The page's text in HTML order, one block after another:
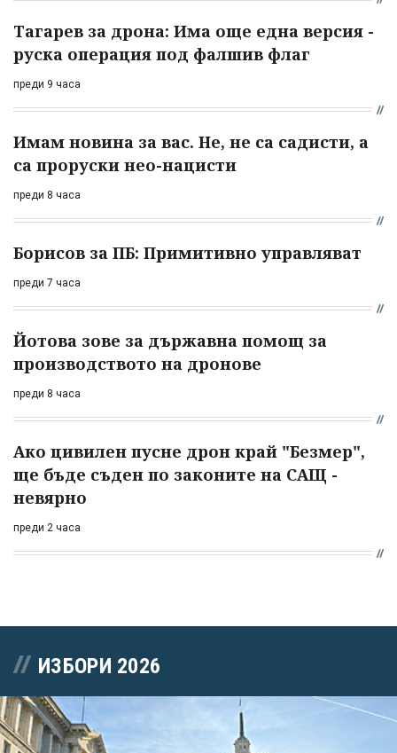
Тагарев за дрона: Има още една версия -
руска операция под фалшив флаг
преди 9 часа
Имам новина за вас. Не, не са садисти, а
са проруски нео-нацисти
преди 8 часа
Борисов за ПБ: Примитивно управляват
преди 7 часа
Йотова зове за държавна помощ за
производството на дронове
преди 8 часа
Ако цивилен пусне дрон край "Безмер",
ще бъде съден по законите на САЩ -
невярно
преди 2 часа
ИЗБОРИ 2026